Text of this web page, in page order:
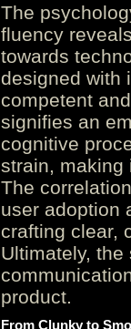
The
fluency
towards
designed with
competent
signifies an
cognitive
strain, making
The
user adoption
crafting clear,
Ultimately,
product.
From Clunky to